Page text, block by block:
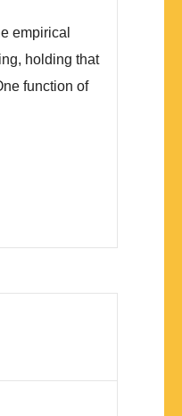
empirical
holding that
function of